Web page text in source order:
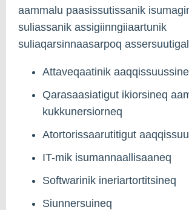
aammalu paasissutissanik
suliassanik assigiinngiiaartunik
suliaqarsinnaasarpoq
Attaveqaatinik
Qarasaasiatigut ikiorsineq
kukkunersiorneq
Atortorissaarutitigut
IT-mik isumannaallisaaneq
Softwarinik ineriartortitsineq
Siunnersuineq